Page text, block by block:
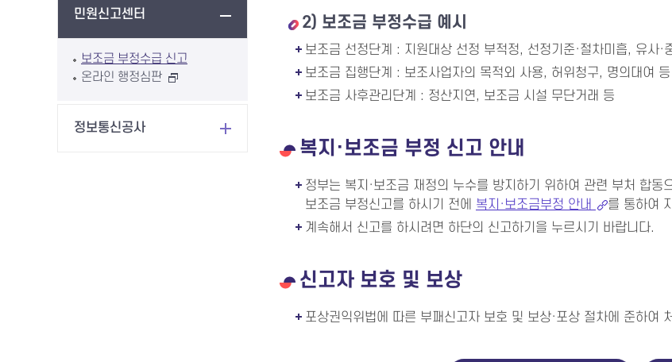
민원신고센터
보조금 부정수급 신고
온라인 행정심판
정보통신공사
2) 보조금 부정수급 예시
보조금 선정단계 : 지원대상 선정 부적정, 선정기준·절차미흡, 유사·
보조금 집행단계 : 보조사업자의 목적외 사용, 허위청구, 명의대여 등
보조금 사후관리단계 : 정산지연, 보조금 시설 무단거래 등
복지·보조금 부정 신고 안내
정부는 복지·보조금 재정의 누수를 방지하기 위하여 관련 부처 합동
보조금 부정신고를 하시기 전에 복지·보조금부정 안내
를 통하여
계속해서 신고를 하시려면 하단의 신고하기을 누르시기 바랍니다.
신고자 보호 및 보상
포상권익위법에 따른 부패신고자 보호 및 보상·포상 절차에 준하여